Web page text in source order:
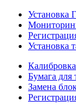
Установка
Бумага для
Замена